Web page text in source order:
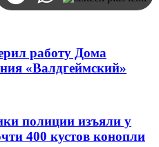
работу Дома
«Валдгеймский»
полиции изъяли у
400 кустов конопли